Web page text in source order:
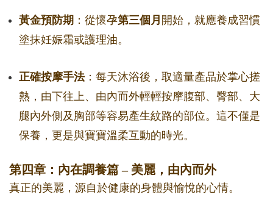
黃金預防期 ：從懷孕第三個月 開始，就應養成習慣
塗抹妊娠霜或護理油。
正確按摩手法：每天沐浴後，取適量產品於掌心搓
熱，由下往上、由內而外輕輕按摩腹部、臀部、大
腿內外側及胸部等容易產生紋路的部位。這不僅是
保養，更是與寶寶溫柔互動的時光。
第四章：內在調養篇 – 美麗，由內而外
真正的美麗，源自於健康的身體與愉悅的心情。